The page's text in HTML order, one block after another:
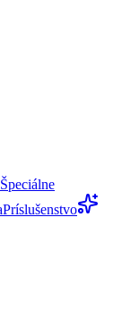
Špeciálne
Príslušenstvo